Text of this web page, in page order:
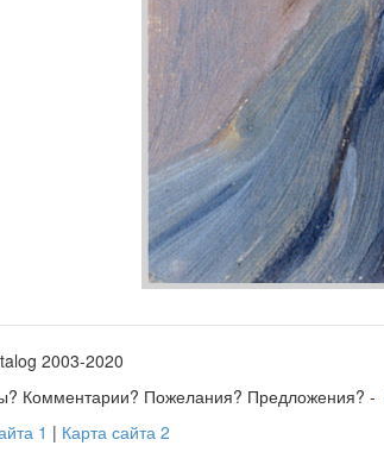
2003-2020
Комментарии? Пожелания? Предложения? -
1 | Карта сайта 2